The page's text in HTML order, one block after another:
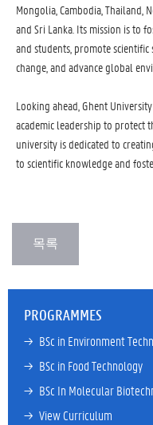
Mongolia, Cambodia, Thailand,
and Sri Lanka. Its mission is to
and students, promote
change, and advance global
Looking ahead, Ghent
academic leadership to protect
university is dedicated to
to scientific knowledge and
PROGRAMMES
→ BSc in Environment
→ BSc in Food Technology
→ BSc In Molecular
→ View Curriculum